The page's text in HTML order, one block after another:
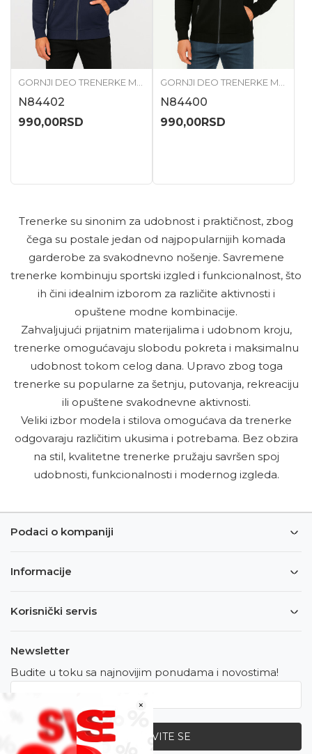
×
N84402
990,00RSD
N84400
990,00RSD
Trenerke su sinonim za udobnost i praktičnost, zbog
čega su postale jedan od najpopularnijih komada
garderobe za svakodnevno nošenje. Savremene
trenerke kombinuju sportski izgled i funkcionalnost, što
ih čini idealnim izborom za različite aktivnosti i
opuštene modne kombinacije.
Zahvaljujući prijatnim materijalima i udobnom kroju,
trenerke omogućavaju slobodu pokreta i maksimalnu
udobnost tokom celog dana. Upravo zbog toga
trenerke su popularne za šetnju, putovanja, rekreaciju
ili opuštene svakodnevne aktivnosti.
Veliki izbor modela i stilova omogućava da trenerke
odgovaraju različitim ukusima i potrebama. Bez obzira
na stil, kvalitetne trenerke pružaju savršen spoj
udobnosti, funkcionalnosti i modernog izgleda.
Podaci o kompaniji
Informacije
Korisnički servis
Newsletter
Budite u toku sa najnovijim ponudama i novostima!
PRIJAVITE SE